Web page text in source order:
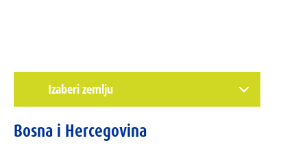
Bosna i Hercegovina